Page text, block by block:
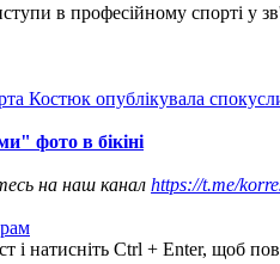
в професійному спорті у
Костюк опублікувала
фото в бікіні
на наш канал https://t.me/
і натисніть Ctrl + Enter, щоб